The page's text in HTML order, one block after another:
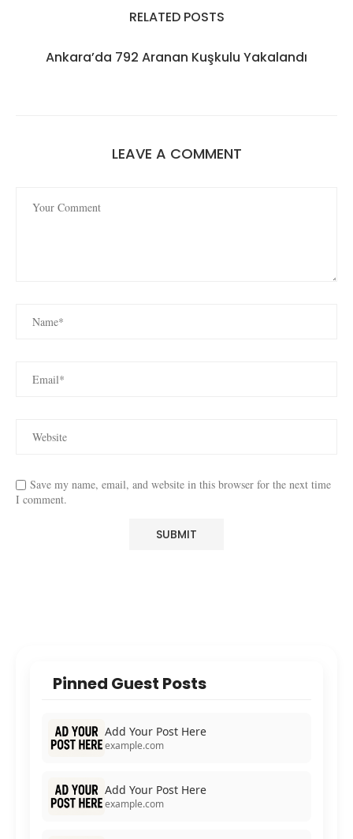
RELATED POSTS
Ankara’da 792 Aranan Kuşkulu Yakalandı
LEAVE A COMMENT
Save my name, email, and website in this browser for the next time
I comment.
Pinned Guest Posts
Add Your Post Here
example.com
Add Your Post Here
example.com